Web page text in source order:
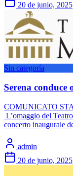
20 de junio, 2025
Sin categoría
Serena conduce
COMUNICATO
L’omaggio del
concerto inaugurale
admin
20 de junio, 2025